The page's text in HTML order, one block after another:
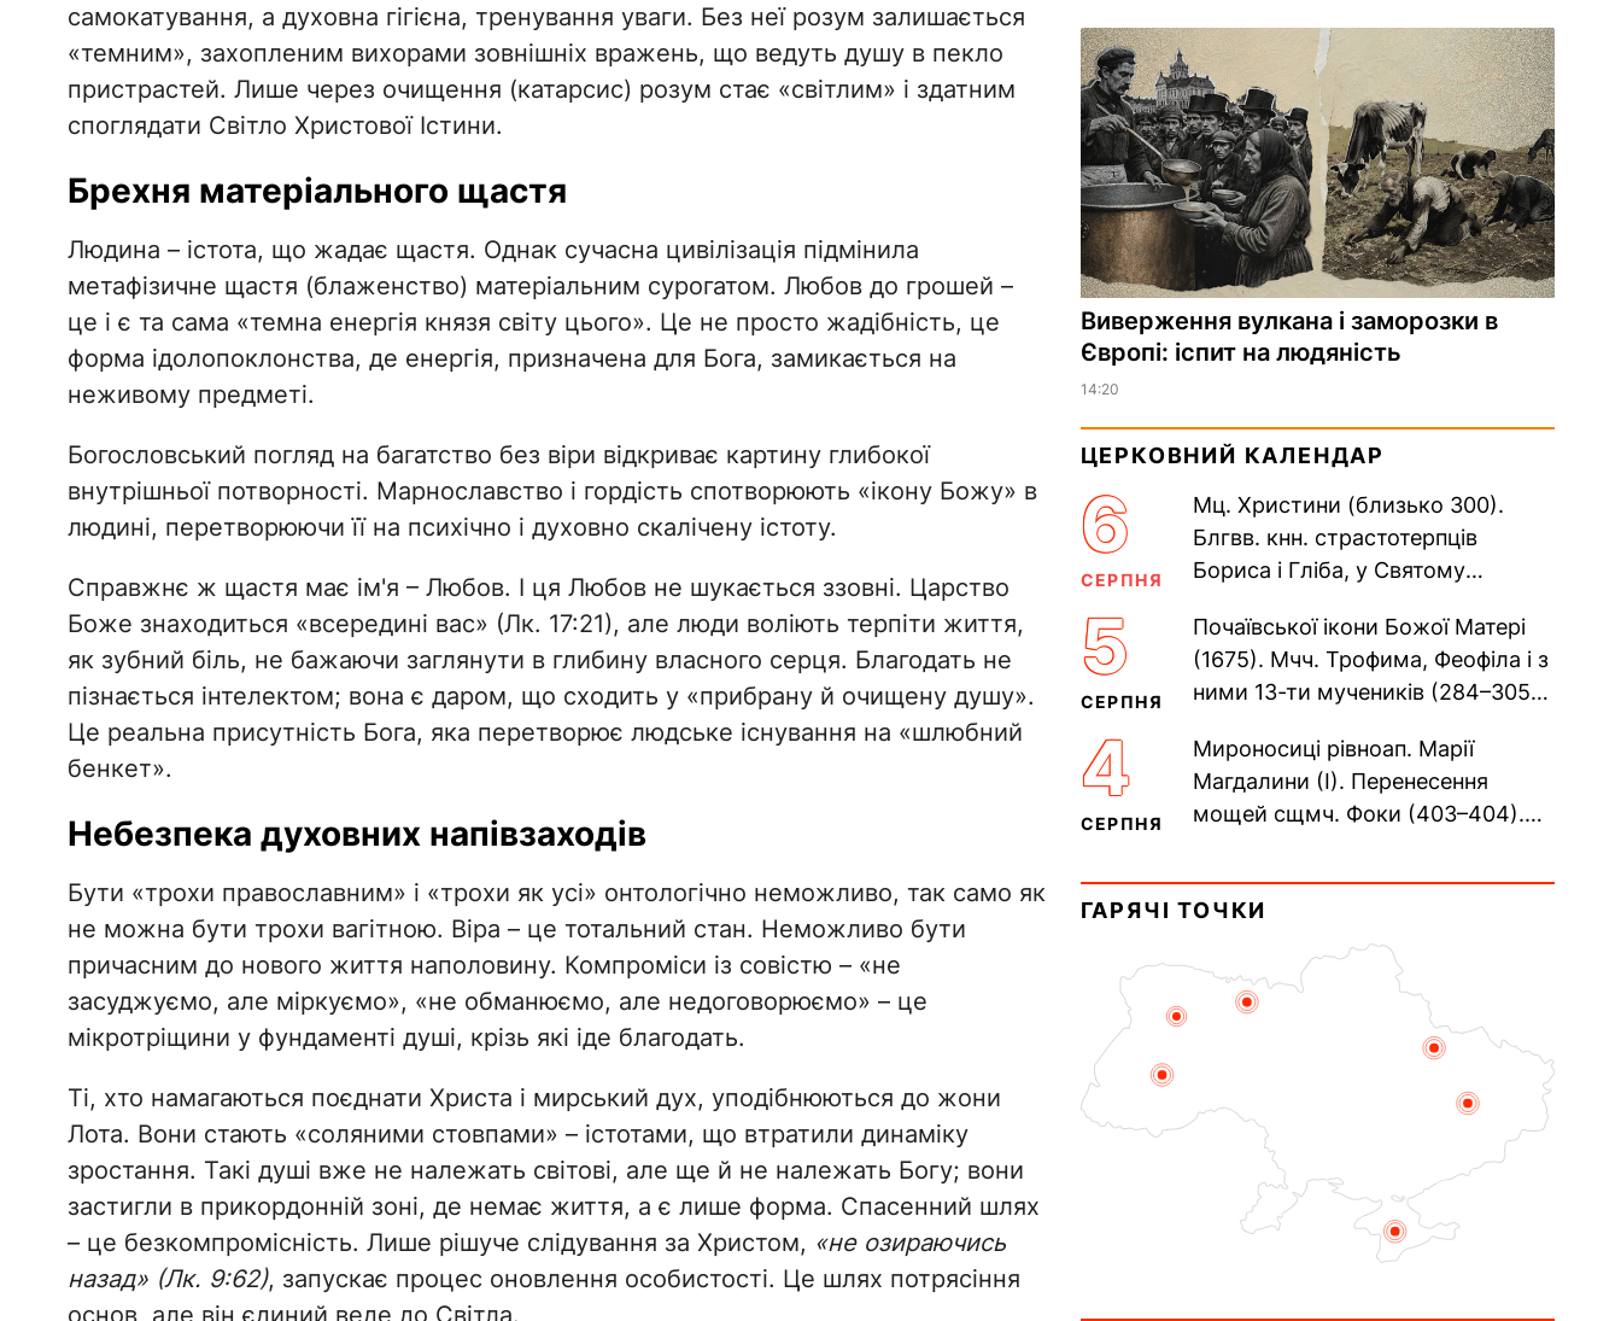
самокатування, а духовна гігієна, тренування уваги. Без неї розум залишається
«темним», захопленим вихорами зовнішніх вражень, що ведуть душу в пекло
пристрастей. Лише через очищення (катарсис) розум стає «світлим» і здатним
споглядати Світло Христової Істини.
​Брехня матеріального щастя
​Людина – істота, що жадає щастя. Однак сучасна цивілізація підмінила
метафізичне щастя (блаженство) матеріальним сурогатом. Любов до грошей –
це і є та сама «темна енергія князя світу цього». Це не просто жадібність, це
форма ідолопоклонства, де енергія, призначена для Бога, замикається на
неживому предметі.
​Богословський погляд на багатство без віри відкриває картину глибокої
внутрішньої потворності. Марнославство і гордість спотворюють «ікону Божу» в
людині, перетворюючи її на психічно і духовно скалічену істоту.
​Справжнє ж щастя має ім'я – Любов. І ця Любов не шукається ззовні. Царство
Боже знаходиться «всередині вас» (Лк. 17:21), але люди воліють терпіти життя,
як зубний біль, не бажаючи заглянути в глибину власного серця. Благодать не
пізнається інтелектом; вона є даром, що сходить у «прибрану й очищену душу».
Це реальна присутність Бога, яка перетворює людське існування на «шлюбний
бенкет».
​Небезпека духовних напівзаходів
​Бути «трохи православним» і «трохи як усі» онтологічно неможливо, так само як
не можна бути трохи вагітною. Віра – це тотальний стан. Неможливо бути
причасним до нового життя наполовину. Компроміси із совістю – «не
засуджуємо, але міркуємо», «не обманюємо, але недоговорюємо» – це
мікротріщини у фундаменті душі, крізь які іде благодать.
​Ті, хто намагаються поєднати Христа і мирський дух, уподібнюються до жони
Лота. Вони стають «соляними стовпами» – істотами, що втратили динаміку
зростання. Такі душі вже не належать світові, але ще й не належать Богу; вони
застигли в прикордонній зоні, де немає життя, а є лише форма. Спасенний шлях
– це безкомпромісність. Лише рішуче слідування за Христом, «не озираючись
назад» (Лк. 9:62), запускає процес оновлення особистості. Це шлях потрясіння
Виверження вулкана і заморозки в
Європі: іспит на людяність
14:20
ЦЕРКОВНИЙ КАЛЕНДАР
6
СЕРПНЯ
Мц. Христини (близько 300).
Блгвв. кнн. страстотерпців
Бориса і Гліба, у Святому
Прп. Полікарпа, архімандрита...
5
СЕРПНЯ
Почаївської ікони Божої Матері
(1675). Мчч. Трофима, Феофіла і з
ними 13-ти мучеників (284–305).
Равенійського (близько 75)....
4
СЕРПНЯ
Мироносиці рівноап. Марії
Магдалини (I). Перенесення
мощей сщмч. Фоки (403–404).
(1693). Сщмч. Михаїла
Накарякова...
ГАРЯЧІ ТОЧКИ